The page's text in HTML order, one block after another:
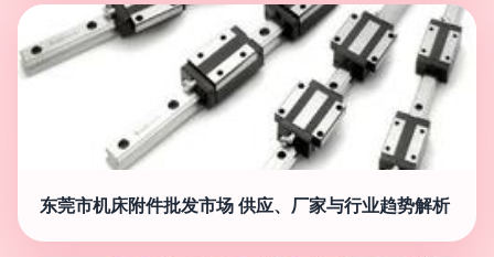
东莞市机床附件批发市场 供应、厂家与行业趋势解析